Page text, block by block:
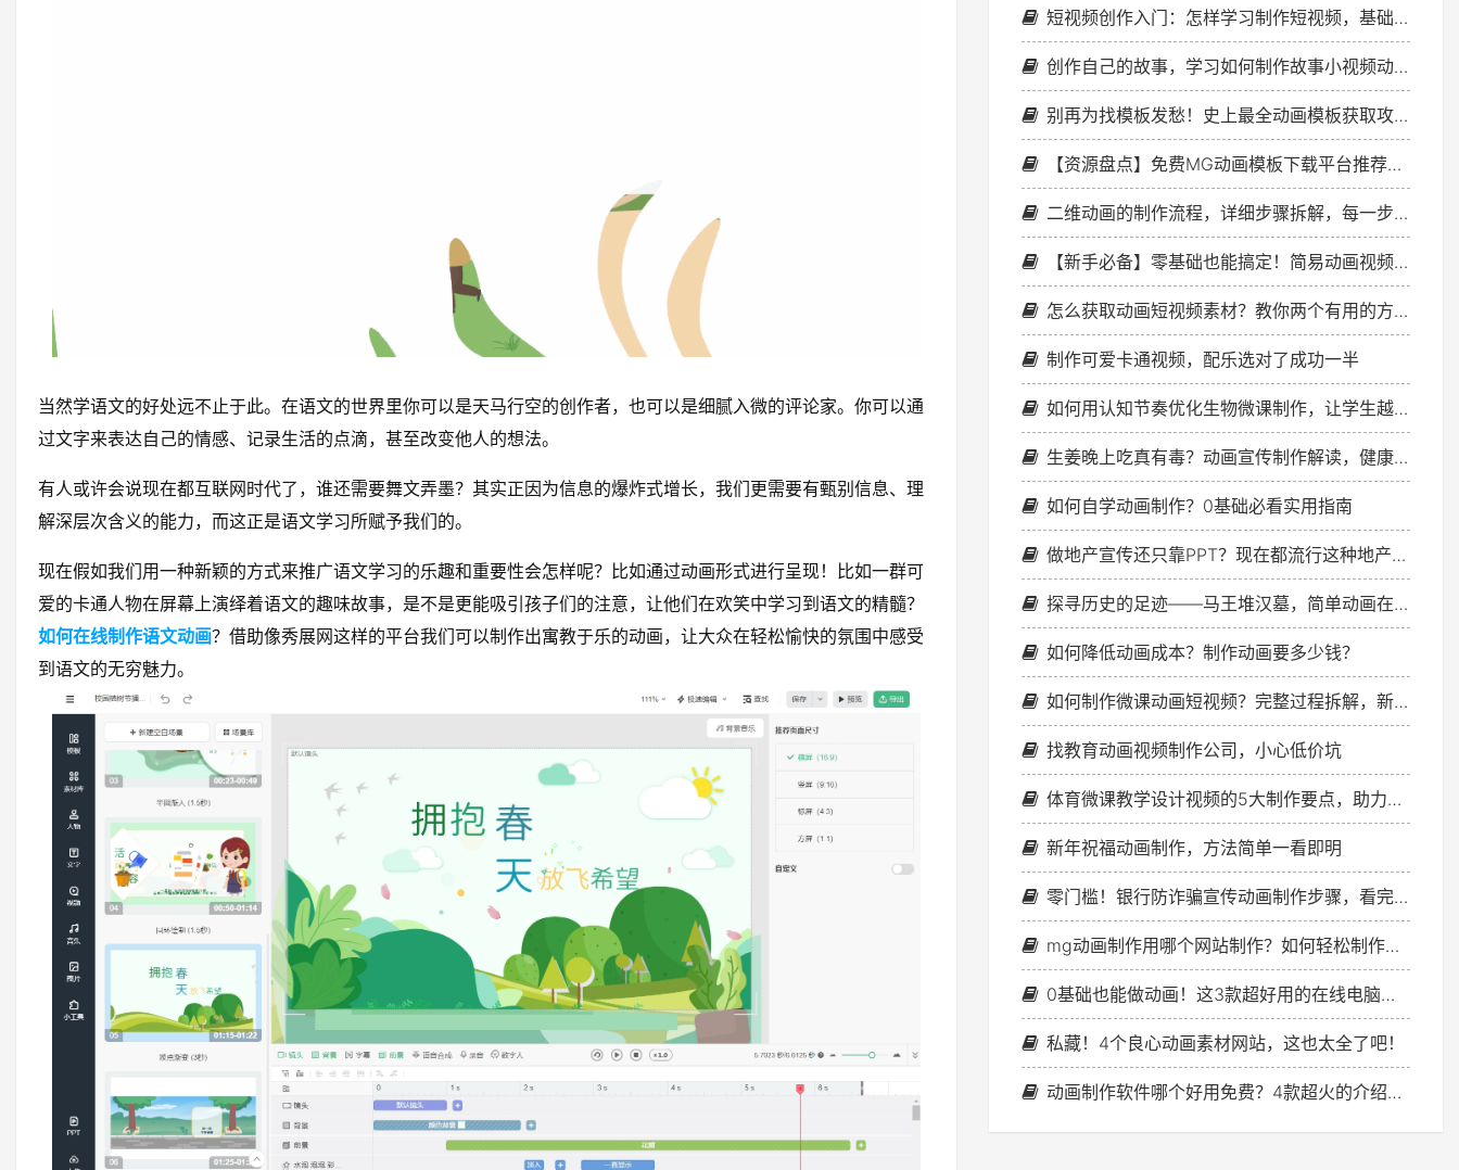
当然学语文的好处远不止于此。在语文的世界里你可以是天马行空的创作者，也可以是细腻入微的评论家。你可以通
过文字来表达自己的情感、记录生活的点滴，甚至改变他人的想法。
有人或许会说现在都互联网时代了，谁还需要舞文弄墨？其实正因为信息的爆炸式增长，我们更需要有甄别信息、理
解深层次含义的能力，而这正是语文学习所赋予我们的。
现在假如我们用一种新颖的方式来推广语文学习的乐趣和重要性会怎样呢？比如通过动画形式进行呈现！比如一群可
爱的卡通人物在屏幕上演绎着语文的趣味故事，是不是更能吸引孩子们的注意，让他们在欢笑中学习到语文的精髓？
如何在线制作语文动画？借助像秀展网这样的平台我们可以制作出寓教于乐的动画，让大众在轻松愉快的氛围中感受
到语文的无穷魅力。
短视频创作入门：怎样学习制作短视频，基础知识点总结
创作自己的故事，学习如何制作故事小视频动画
别再为找模板发愁！史上最全动画模板获取攻略，赶紧收藏！
【资源盘点】免费MG动画模板下载平台推荐，小白也能秒变大神！
二维动画的制作流程，详细步骤拆解，每一步都不落下
【新手必备】零基础也能搞定！简易动画视频制作完全攻略，3分钟上手！
怎么获取动画短视频素材？教你两个有用的方式！
制作可爱卡通视频，配乐选对了成功一半
如何用认知节奏优化生物微课制作，让学生越学越清晰？
生姜晚上吃真有毒？动画宣传制作解读，健康吃姜不迷路！
如何自学动画制作？0基础必看实用指南
做地产宣传还只靠PPT？现在都流行这种地产动画宣传短片制作了！
探寻历史的足迹——马王堆汉墓，简单动画在线制作精彩呈现
如何降低动画成本？制作动画要多少钱？
如何制作微课动画短视频？完整过程拆解，新手一看就懂
找教育动画视频制作公司，小心低价坑
体育微课教学设计视频的5大制作要点，助力教学落地
新年祝福动画制作，方法简单一看即明
零门槛！银行防诈骗宣传动画制作步骤，看完你也能做
mg动画制作用哪个网站制作？如何轻松制作创意mg动画？
0基础也能做动画！这3款超好用的在线电脑动画制作工具让我从小白变高手
私藏！4个良心动画素材网站，这也太全了吧！
动画制作软件哪个好用免费？4款超火的介绍给你